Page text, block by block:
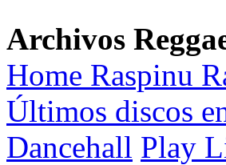
Archivos
Home Raspinu
Últimos discos
Dancehall Play